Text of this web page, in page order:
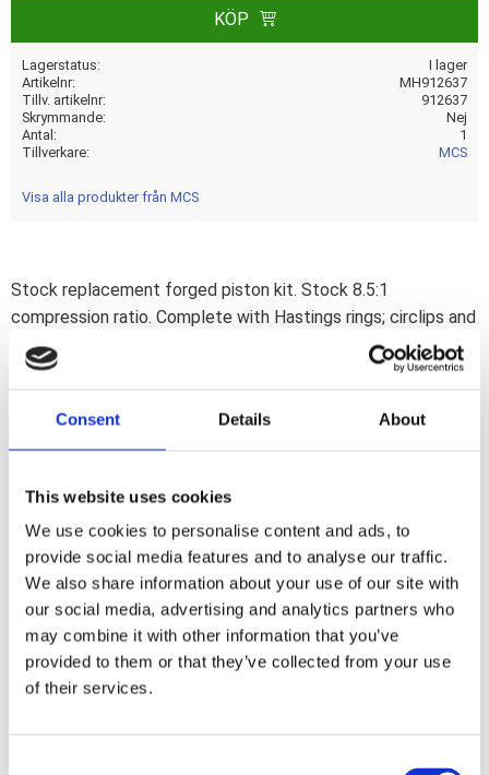
Consent Details About
This website uses cookies
We use cookies to personalise content and ads, to
provide social media features and to analyse our traffic.
We also share information about your use of our site with
our social media, advertising and analytics partners who
may combine it with other information that you’ve
provided to them or that they’ve collected from your use
of their services.
KÖP
Lagerstatus
I lager
Artikelnr
MH912637
Tillv. artikelnr
912637
Skrymmande
Nej
Antal
1
Tillverkare
MCS
Visa alla produkter från MCS
Stock replacement forged piston kit. Stock 8.5:1
compression ratio. Complete with Hastings rings; circlips and
wrist pins. Note: Will also fit Evo B.T. models equipped with
Screamin'' Eagle cylinders heads; which will give a higher 9.5:1
F
c
e
o
o
Omdömen
Du